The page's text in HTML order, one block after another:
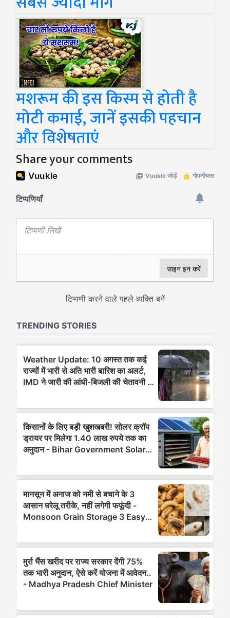
मशरूम की इस किस्म से होती है
मोटी कमाई, जानें इसकी पहचान
और विशेषताएं
Share your comments